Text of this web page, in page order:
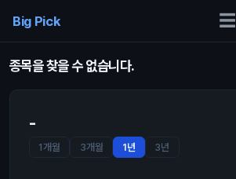
Big Pick ☰
종목을 찾을 수 없습니다.
-
1개월 3개월 1년 3년